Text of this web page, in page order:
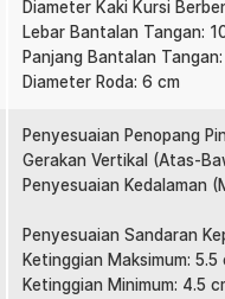
Anda bisa mengatur
bagian belakang Anda
lama.
Roda ini dirancang untuk
pada lantai.
Diameter Kaki Kursi
Lebar Bantalan Tangan:
Panjang Bantalan
Diameter Roda: 6 cm
Penyesuaian Penopang
Gerakan Vertikal (Atas-
Penyesuaian Kedalaman
Penyesuaian Sandaran
Ketinggian Maksimum: 5.5
Ketinggian Minimum: 4.5